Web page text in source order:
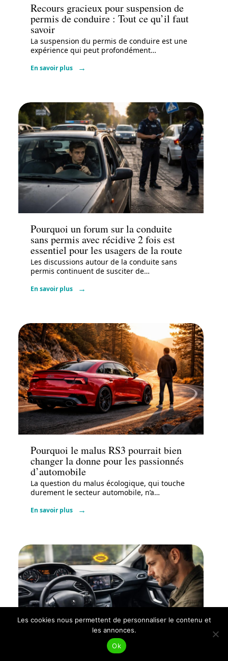
Recours gracieux pour suspension de
permis de conduire : Tout ce qu’il faut
savoir
La suspension du permis de conduire est une
expérience qui peut profondément…
En savoir plus
Pourquoi un forum sur la conduite
sans permis avec récidive 2 fois est
essentiel pour les usagers de la route
Les discussions autour de la conduite sans
permis continuent de susciter de…
En savoir plus
Administratif
Pourquoi le malus RS3 pourrait bien
changer la donne pour les passionnés
d’automobile
La question du malus écologique, qui touche
durement le secteur automobile, n’a…
En savoir plus
Les cookies nous permettent de personnaliser le contenu et
les annonces.
Ok